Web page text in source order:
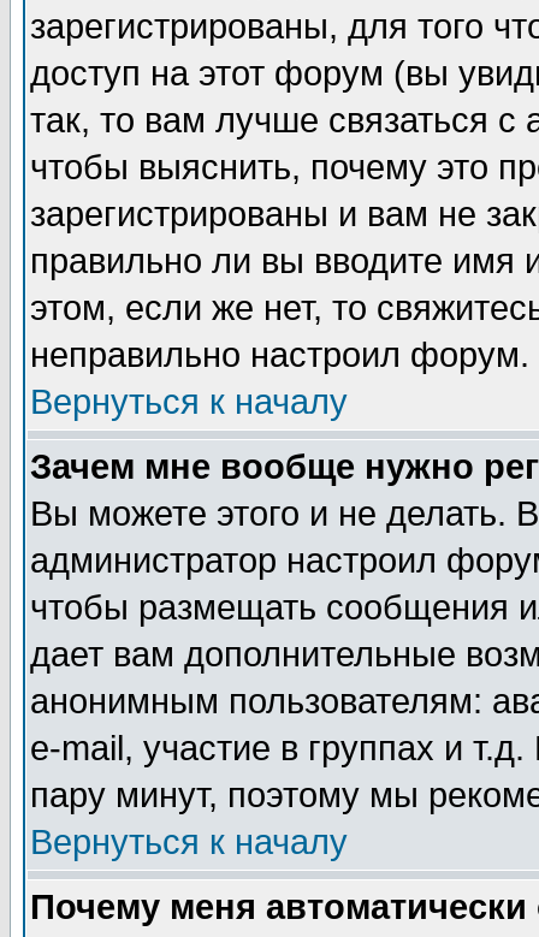
зарегистрированы, для того
доступ на этот форум (вы
так, то вам лучше связаться
чтобы выяснить, почему это
зарегистрированы и вам не
правильно ли вы вводите
этом, если же нет, то
неправильно настроил форум.
Вернуться к началу
Зачем мне вообще нужно
Вы можете этого и не делать.
администратор настроил
чтобы размещать сообщения
дает вам дополнительные
анонимным пользователям:
e-mail, участие в группах и
пару минут, поэтому мы
Вернуться к началу
Почему меня автоматически